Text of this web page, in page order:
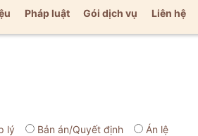
Pháp luật Gói dịch vụ Liên hệ
lý Bản án/Quyết định Án lệ